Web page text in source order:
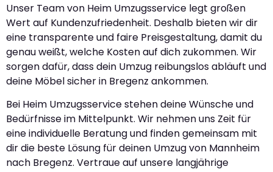
Unser Team von Heim Umzugsservice legt großen
Wert auf Kundenzufriedenheit. Deshalb bieten wir dir
eine transparente und faire Preisgestaltung, damit du
genau weißt, welche Kosten auf dich zukommen. Wir
sorgen dafür, dass dein Umzug reibungslos abläuft und
deine Möbel sicher in Bregenz ankommen.
Bei Heim Umzugsservice stehen deine Wünsche und
Bedürfnisse im Mittelpunkt. Wir nehmen uns Zeit für
eine individuelle Beratung und finden gemeinsam mit
dir die beste Lösung für deinen Umzug von Mannheim
nach Bregenz. Vertraue auf unsere langjährige